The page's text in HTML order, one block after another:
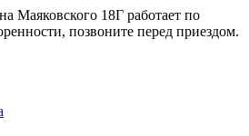
18Г работает по
позвоните перед приездом.